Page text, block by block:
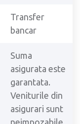
Transfer
bancar
Suma
asigurata este
garantata.
Veniturile din
asigurari sunt
neimpozabile